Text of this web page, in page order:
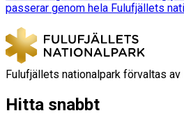
passerar genom hela Fulufjällets
Fulufjällets nationalpark förvaltas av
Hitta snabbt